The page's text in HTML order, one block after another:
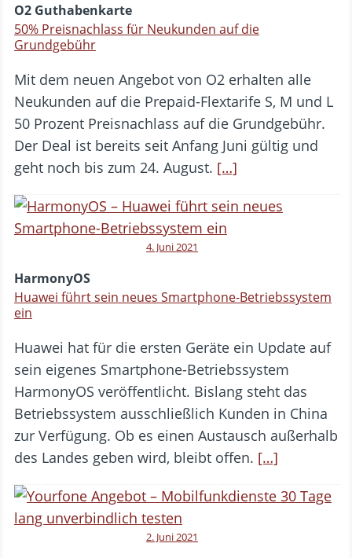
O2 Guthabenkarte
50% Preisnachlass für Neukunden auf die
Grundgebühr
Mit dem neuen Angebot von O2 erhalten alle
Neukunden auf die Prepaid-Flextarife S, M und L
50 Prozent Preisnachlass auf die Grundgebühr.
Der Deal ist bereits seit Anfang Juni gültig und
geht noch bis zum 24. August. […]
4. Juni 2021
HarmonyOS
Huawei führt sein neues Smartphone-Betriebssystem
ein
Huawei hat für die ersten Geräte ein Update auf
sein eigenes Smartphone-Betriebssystem
HarmonyOS veröffentlicht. Bislang steht das
Betriebssystem ausschließlich Kunden in China
zur Verfügung. Ob es einen Austausch außerhalb
des Landes geben wird, bleibt offen. […]
2. Juni 2021